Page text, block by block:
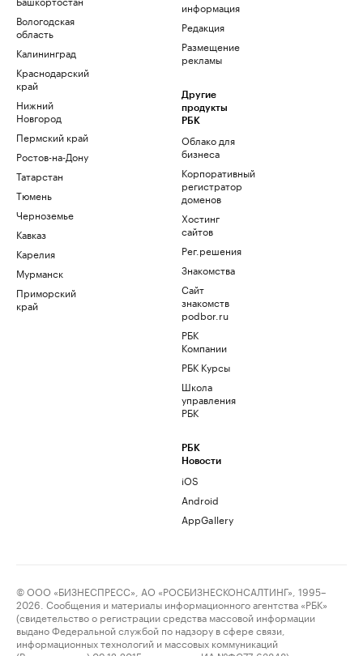
Вологодская
область
Калининград
Краснодарский
край
Нижний
Новгород
Пермский край
Ростов-на-Дону
Татарстан
Тюмень
Черноземье
Кавказ
Карелия
Мурманск
Приморский
край
информация
Редакция
Размещение
рекламы
Другие
продукты
РБК
Облако для
бизнеса
Корпоративный
регистратор
доменов
Хостинг
сайтов
Рег.решения
Знакомства
Сайт
знакомств
podbor.ru
РБК
Компании
РБК Курсы
Школа
управления
РБК
РБК
Новости
iOS
Android
AppGallery
© ООО «БИЗНЕСПРЕСС», АО «РОСБИЗНЕСКОНСАЛТИНГ», 1995–
2026. Сообщения и материалы информационного агентства «РБК»
(свидетельство о регистрации средства массовой информации
выдано Федеральной службой по надзору в сфере связи,
информационных технологий и массовых коммуникаций